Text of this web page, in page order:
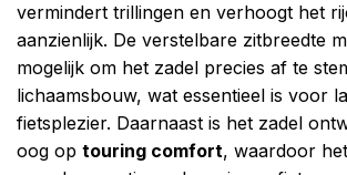
vermindert trillingen en verhoogt het
aanzienlijk. De verstelbare zitbreedte
mogelijk om het zadel precies af te
lichaamsbouw, wat essentieel is voor
fietsplezier. Daarnaast is het zadel
oog op touring comfort, waardoor